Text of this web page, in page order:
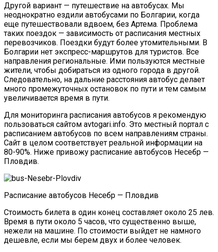
Другой вариант — путешествие на автобусах. Мы
неоднократно ездили автобусами по Болгарии, когда
еще путешествовали вдвоем, без Артема. Проблема
таких поездок — зависимость от расписания местных
перевозчиков. Поездки будут более утомительными. В
Болгарии нет экспресс-маршрутов для туристов. Все
направления региональные. Ими пользуются местные
жители, чтобы добираться из одного города в другой.
Следовательно, на дальние расстояния автобус делает
много промежуточных остановок по пути и тем самым
увеличивается время в пути.
Для мониторинга расписания автобусов я рекомендую
пользоваться сайтом avtogari.info. Это местный портал с
расписанием автобусов по всем направлениям страны.
Сайт в целом соответствует реальной информации на
80-90%. Ниже привожу расписание автобусов Несебр —
Пловдив.
Расписание автобусов Несебр — Пловдив
Стоимость билета в один конец составляет около 25 лев.
Время в пути около 5 часов, что существенно выше,
нежели на машине. По стоимости выйдет не намного
дешевле, если мы берем двух и более человек.